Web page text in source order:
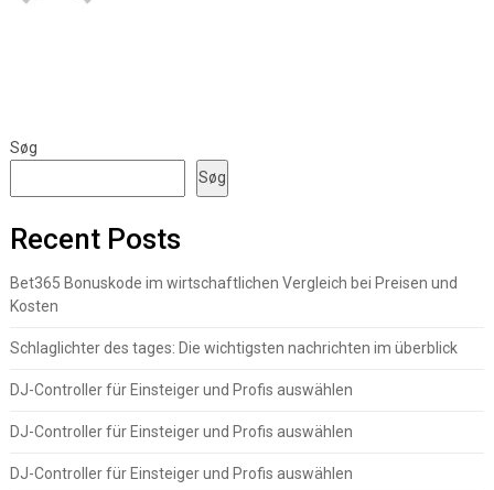
Søg
Søg
Recent Posts
Bet365 Bonuskode im wirtschaftlichen Vergleich bei Preisen und
Kosten
Schlaglichter des tages: Die wichtigsten nachrichten im überblick
DJ-Controller für Einsteiger und Profis auswählen
DJ-Controller für Einsteiger und Profis auswählen
DJ-Controller für Einsteiger und Profis auswählen